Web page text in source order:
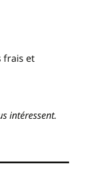
frais et
intéressent.